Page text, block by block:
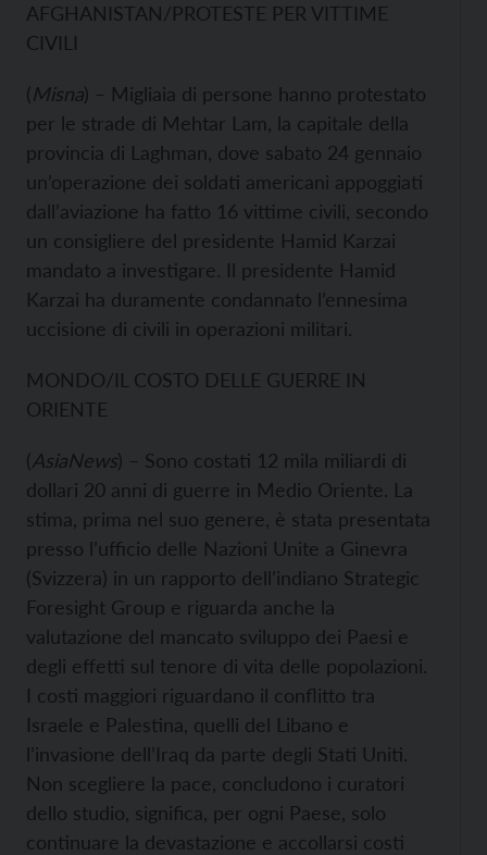
AFGHANISTAN/PROTESTE PER VITTIME
CIVILI
(Misna) – Migliaia di persone hanno protestato
per le strade di Mehtar Lam, la capitale della
provincia di Laghman, dove sabato 24 gennaio
un’operazione dei soldati americani appoggiati
dall’aviazione ha fatto 16 vittime civili, secondo
un consigliere del presidente Hamid Karzai
mandato a investigare. Il presidente Hamid
Karzai ha duramente condannato l’ennesima
uccisione di civili in operazioni militari.
MONDO/IL COSTO DELLE GUERRE IN
ORIENTE
(AsiaNews) – Sono costati 12 mila miliardi di
dollari 20 anni di guerre in Medio Oriente. La
stima, prima nel suo genere, è stata presentata
presso l’ufficio delle Nazioni Unite a Ginevra
(Svizzera) in un rapporto dell’indiano Strategic
Foresight Group e riguarda anche la
valutazione del mancato sviluppo dei Paesi e
degli effetti sul tenore di vita delle popolazioni.
I costi maggiori riguardano il conflitto tra
Israele e Palestina, quelli del Libano e
l’invasione dell’Iraq da parte degli Stati Uniti.
Non scegliere la pace, concludono i curatori
dello studio, significa, per ogni Paese, solo
continuare la devastazione e accollarsi costi